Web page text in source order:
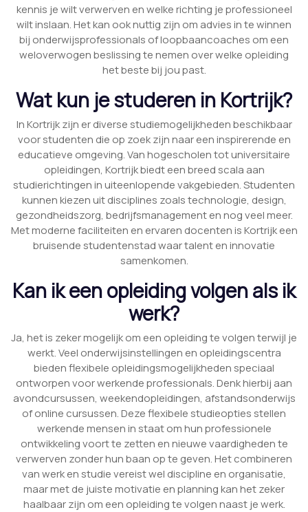
kennis je wilt verwerven en welke richting je professioneel
wilt inslaan. Het kan ook nuttig zijn om advies in te winnen
bij onderwijsprofessionals of loopbaancoaches om een
weloverwogen beslissing te nemen over welke opleiding
het beste bij jou past.
Wat kun je studeren in Kortrijk?
In Kortrijk zijn er diverse studiemogelijkheden beschikbaar
voor studenten die op zoek zijn naar een inspirerende en
educatieve omgeving. Van hogescholen tot universitaire
opleidingen, Kortrijk biedt een breed scala aan
studierichtingen in uiteenlopende vakgebieden. Studenten
kunnen kiezen uit disciplines zoals technologie, design,
gezondheidszorg, bedrijfsmanagement en nog veel meer.
Met moderne faciliteiten en ervaren docenten is Kortrijk een
bruisende studentenstad waar talent en innovatie
samenkomen.
Kan ik een opleiding volgen als ik
werk?
Ja, het is zeker mogelijk om een opleiding te volgen terwijl je
werkt. Veel onderwijsinstellingen en opleidingscentra
bieden flexibele opleidingsmogelijkheden speciaal
ontworpen voor werkende professionals. Denk hierbij aan
avondcursussen, weekendopleidingen, afstandsonderwijs
of online cursussen. Deze flexibele studieopties stellen
werkende mensen in staat om hun professionele
ontwikkeling voort te zetten en nieuwe vaardigheden te
verwerven zonder hun baan op te geven. Het combineren
van werk en studie vereist wel discipline en organisatie,
maar met de juiste motivatie en planning kan het zeker
haalbaar zijn om een opleiding te volgen naast je werk.